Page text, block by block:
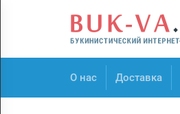
О нас Доставка
О нас